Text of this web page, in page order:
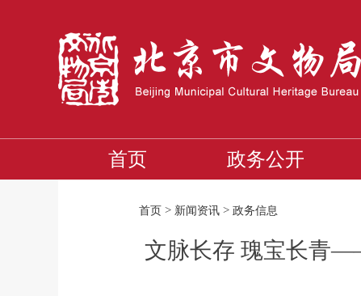
首页 政务公开
首页 > 新闻资讯 > 政务信息
文脉长存 瑰宝长青